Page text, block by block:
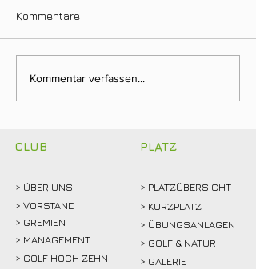
Clubmeisterschaften
2026: Abschlagen,
Kommentare
Kommentar verfassen...
CLUB
> ÜBER UNS
> VORSTAND
> GREMIEN
> MANAGEMENT
> GOLF HOCH ZEHN
PLATZ
> PLATZÜBERSICHT
> KURZPLATZ
> ÜBUNGSANLAGEN
> GOLF & NATUR
> GALERIE